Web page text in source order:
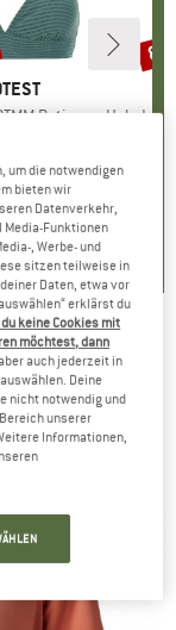
Triangle
4,9(23)
Artikel
HeladagenSt.
S Jersey -
um die notwendigen
bieten wir
Datenverkehr,
Media-Funktionen
, Werbe- und
sitzen teilweise in
Daten, etwa vor
erklärst du
du keine Cookies mit
möchtest, dann
auch jederzeit in
Deine
nicht notwendig und
unserer
Informationen,